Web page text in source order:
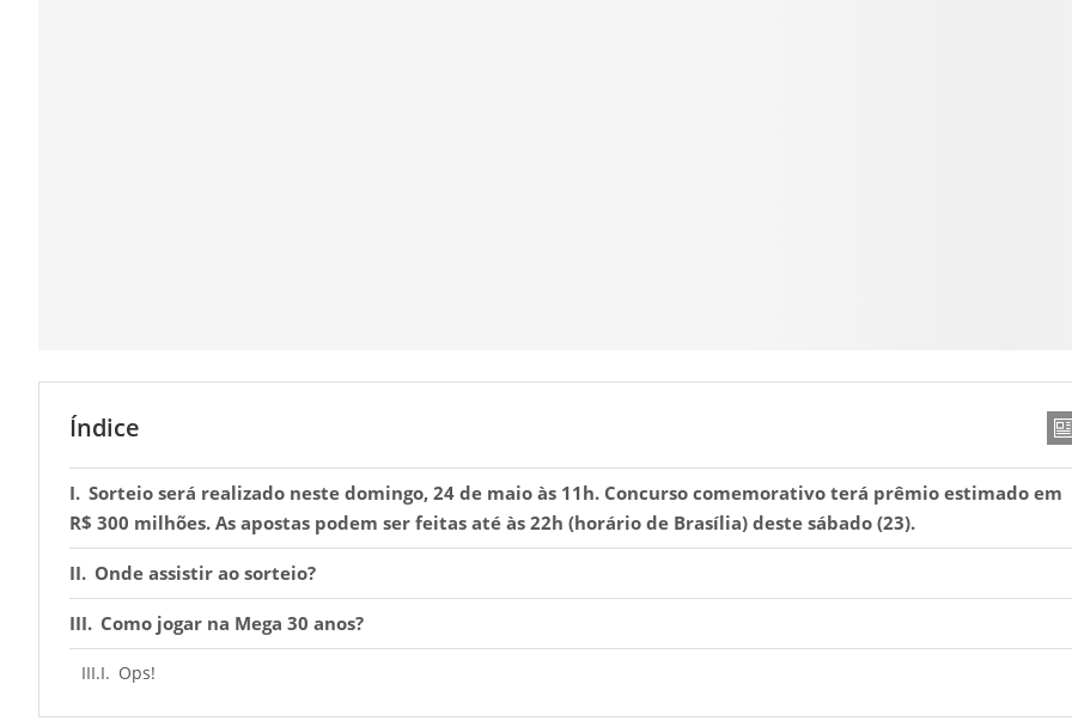
Índice
Sorteio será realizado neste domingo, 24 de maio às 11h. Concurso comemorativo terá prêmio estimado em
R$ 300 milhões. As apostas podem ser feitas até às 22h (horário de Brasília) deste sábado (23).
Onde assistir ao sorteio?
Como jogar na Mega 30 anos?
Ops!